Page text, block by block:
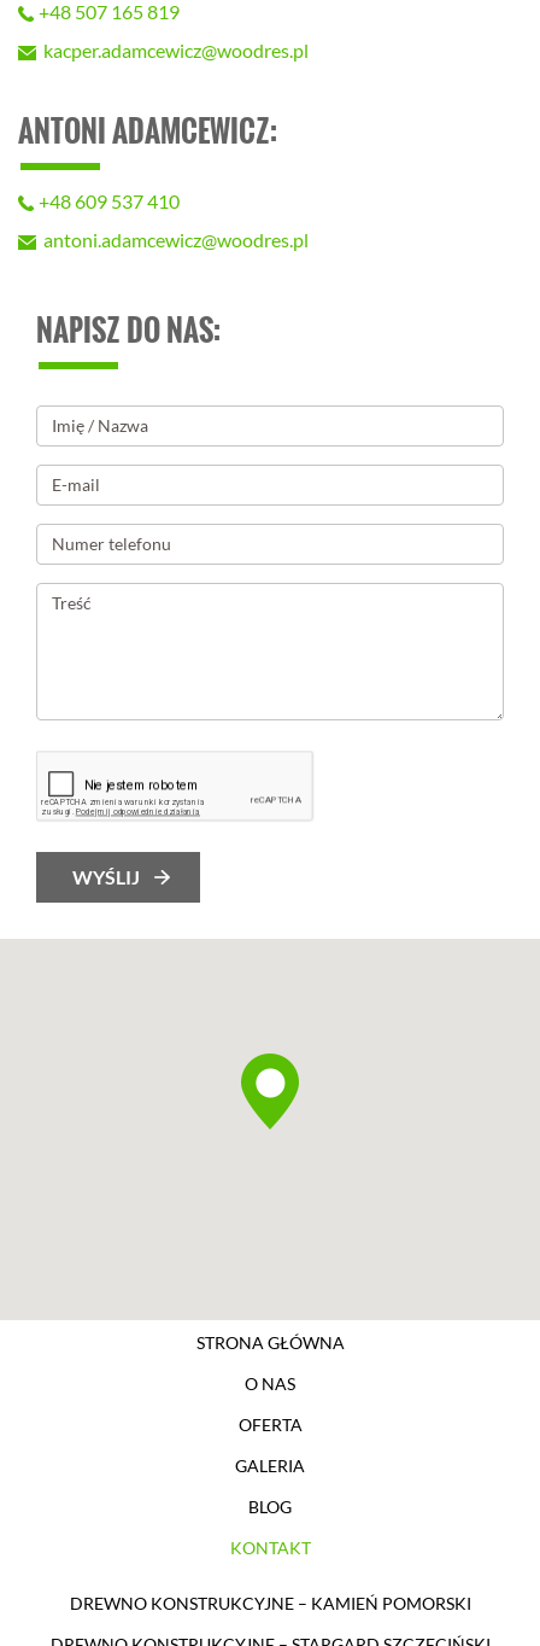
+48 507 165 819
kacper.adamcewicz@woodres.pl
ANTONI ADAMCEWICZ:
+48 609 537 410
antoni.adamcewicz@woodres.pl
NAPISZ DO NAS:
WYŚLIJ
STRONA GŁÓWNA
O NAS
OFERTA
GALERIA
BLOG
KONTAKT
DREWNO KONSTRUKCYJNE – KAMIEŃ POMORSKI